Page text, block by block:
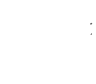
*
*